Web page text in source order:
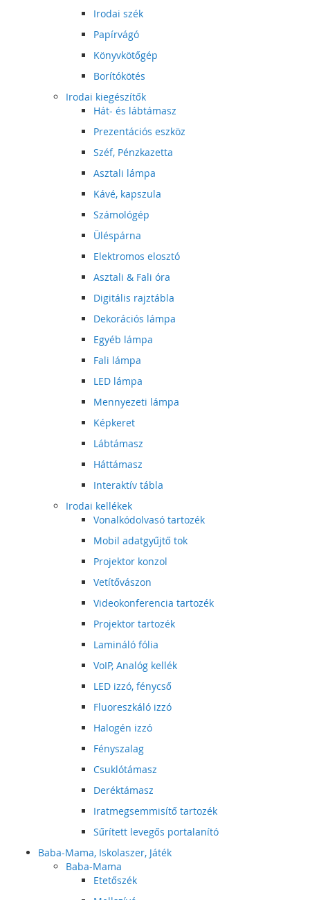
Irodai szék
Papírvágó
Könyvkötőgép
Borítókötés
Irodai kiegészítők
Hát- és lábtámasz
Prezentációs eszköz
Széf, Pénzkazetta
Asztali lámpa
Kávé, kapszula
Számológép
Üléspárna
Elektromos elosztó
Asztali & Fali óra
Digitális rajztábla
Dekorációs lámpa
Egyéb lámpa
Fali lámpa
LED lámpa
Mennyezeti lámpa
Képkeret
Lábtámasz
Háttámasz
Interaktív tábla
Irodai kellékek
Vonalkódolvasó tartozék
Mobil adatgyűjtő tok
Projektor konzol
Vetítővászon
Videokonferencia tartozék
Projektor tartozék
Lamináló fólia
VoIP, Analóg kellék
LED izzó, fénycső
Fluoreszkáló izzó
Halogén izzó
Fényszalag
Csuklótámasz
Deréktámasz
Iratmegsemmisítő tartozék
Sűrített levegős portalanító
Baba-Mama, Iskolaszer, Játék
Baba-Mama
Etetőszék